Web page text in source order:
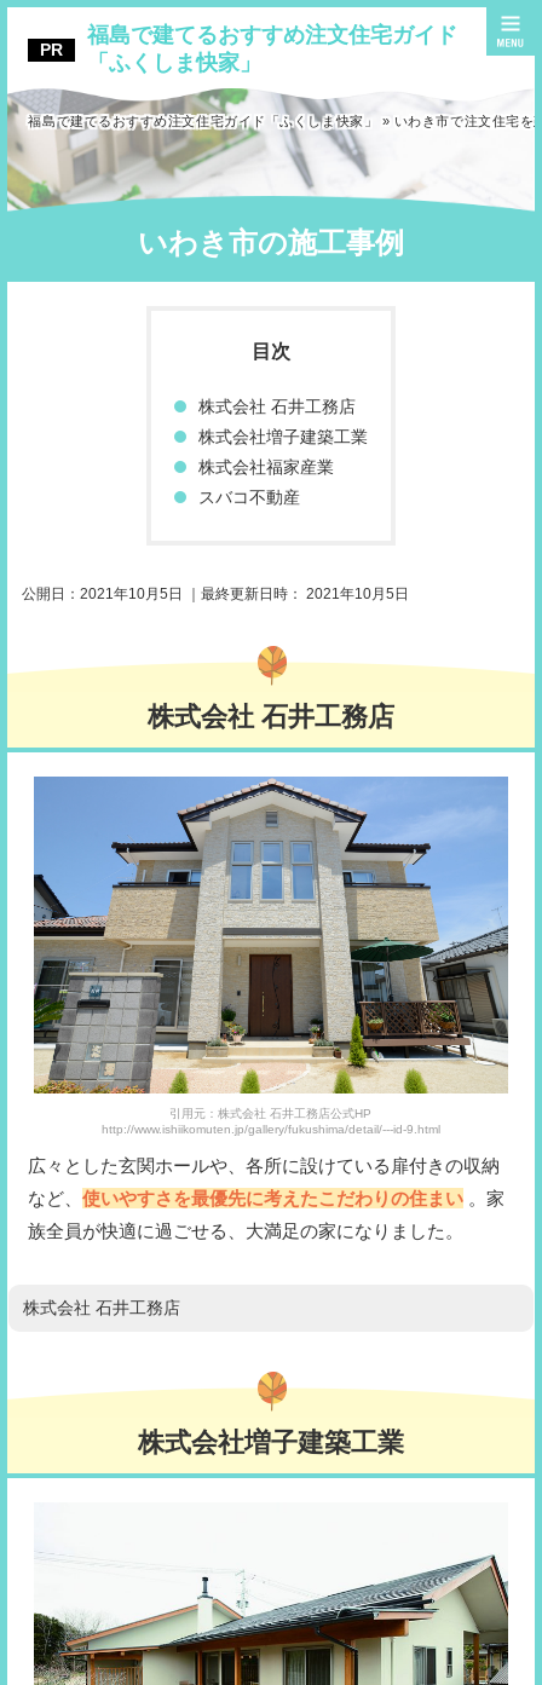
福島で建てるおすすめ注文住宅ガイド
「ふくしま快家」
福島で建てるおすすめ注文住宅ガイド「ふくしま快家」 » いわき市で注文住宅を
いわき市の施工事例
株式会社 石井工務店
株式会社増子建築工業
株式会社福家産業
スバコ不動産
公開日： 2021年10月5日 ｜最終更新日時： 2021年10月5日
株式会社 石井工務店
引用元：株式会社 石井工務店公式HP
http://www.ishiikomuten.jp/gallery/fukushima/detail/---id-9.html
広々とした玄関ホールや、各所に設けている扉付きの収納
など、使いやすさを最優先に考えたこだわりの住まい 。家
族全員が快適に過ごせる、大満足の家になりました。
株式会社 石井工務店
株式会社増子建築工業